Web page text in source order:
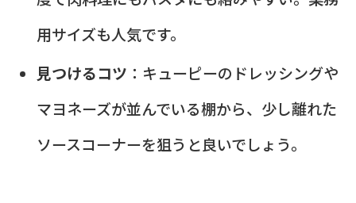
用サイズも人気です。
見つけるコツ ：キューピーのドレッシングや
マヨネーズが並んでいる棚から、少し離れた
ソースコーナーを狙うと良いでしょう。